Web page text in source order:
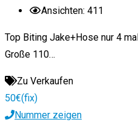
Ansichten: 411
Top Biting Jake+Hose nur 4
Große 110…
Zu Verkaufen
50€(fix)
Nummer zeigen